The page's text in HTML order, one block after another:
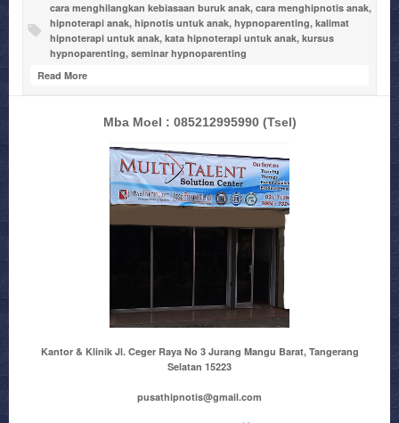
cara menghilangkan kebiasaan buruk anak, cara menghipnotis anak,
hipnoterapi anak, hipnotis untuk anak, hypnoparenting, kalimat
hipnoterapi untuk anak, kata hipnoterapi untuk anak, kursus
hypnoparenting, seminar hypnoparenting
Read More
Mba Moel : 085212995990(Tsel)
Kantor & Klinik Jl. Ceger Raya No 3 Jurang Mangu Barat, Tangerang
Selatan 15223
pusathipnotis@gmail.com